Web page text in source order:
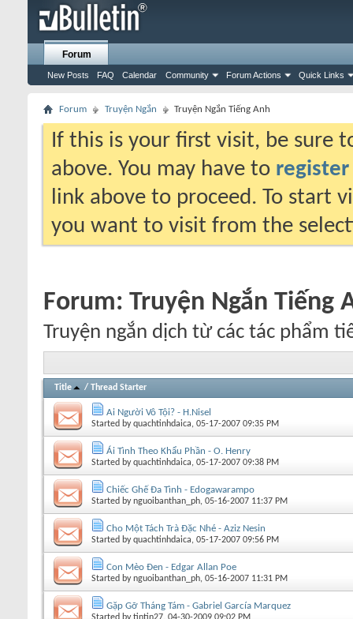
Forum
New Posts FAQ Calendar Community Forum Actions Quick Links
Forum Truyện Ngắn Truyện Ngắn Tiếng Anh
If this is your first visit, be sure
above. You may have to register
link above to proceed. To start
you want to visit from the
Forum: Truyện Ngắn Tiếng
Truyện ngắn dịch từ các tác phẩm
Title / Thread Starter
Ai Người Vô Tội? - H.Nisel
Started byquachtinhdaica, 05-17-2007 09:35 PM
Ái Tình Theo Khẩu Phần - O. Henry
Started byquachtinhdaica, 05-17-2007 09:38 PM
Chiếc Ghế Đa Tình - Edogawarampo
Started bynguoibanthan_ph, 05-16-2007 11:37 PM
Cho Một Tách Trà Đặc Nhé - Aziz Nesin
Started byquachtinhdaica, 05-17-2007 09:56 PM
Con Mèo Đen - Edgar Allan Poe
Started bynguoibanthan_ph, 05-16-2007 11:31 PM
Gặp Gỡ Tháng Tám - Gabriel García Marquez